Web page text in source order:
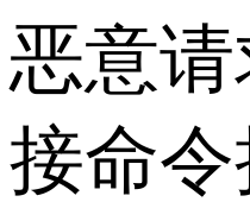
恶意
接命